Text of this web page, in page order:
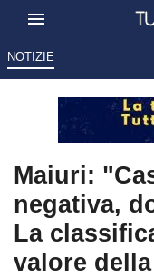
NOTIZIE
Maiuri:
negativa,
La
valore